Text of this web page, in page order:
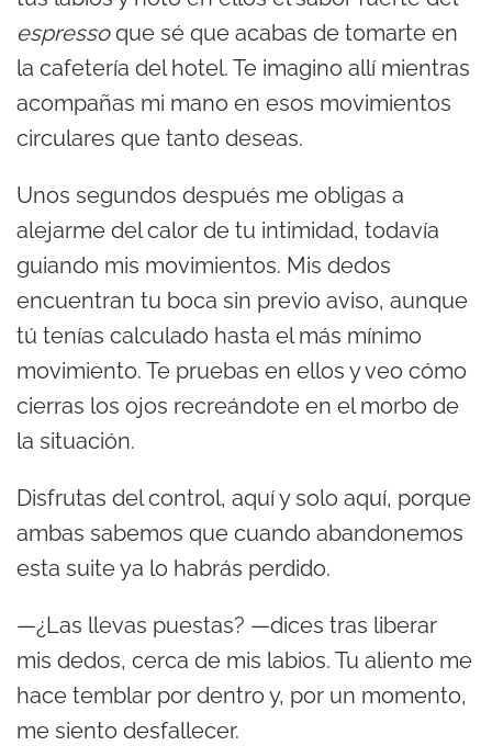
espressoque sé que acabas de tomarte en
la cafetería del hotel. Te imagino allí mientras
acompañas mi mano en esos movimientos
circulares que tanto deseas.
Unos segundos después me obligas a
alejarme del calor de tu intimidad, todavía
guiando mis movimientos. Mis dedos
encuentran tu boca sin previo aviso, aunque
tú tenías calculado hasta el más mínimo
movimiento. Te pruebas en ellos y veo cómo
cierras los ojos recreándote en el morbo de
la situación.
Disfrutas del control, aquí y solo aquí, porque
ambas sabemos que cuando abandonemos
esta suite ya lo habrás perdido.
—¿Las llevas puestas? —dices tras liberar
mis dedos, cerca de mis labios. Tu aliento me
hace temblar por dentro y, por un momento,
me siento desfallecer.